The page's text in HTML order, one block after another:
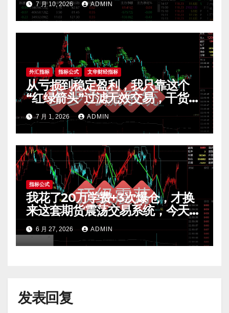
7 月 10, 2026 ADMIN
外汇指标 指标公式 文华财经指标
从亏损到稳定盈利，我只靠这个
“红绿箭头”过滤无效交易，干货全
公开 mt4指标
7 月 1, 2026 ADMIN
指标公式
我花了20万学费+3次爆仓，才换
来这套期货震荡交易系统，今天免
费公开核心逻辑
6 月 27, 2026 ADMIN
发表回复